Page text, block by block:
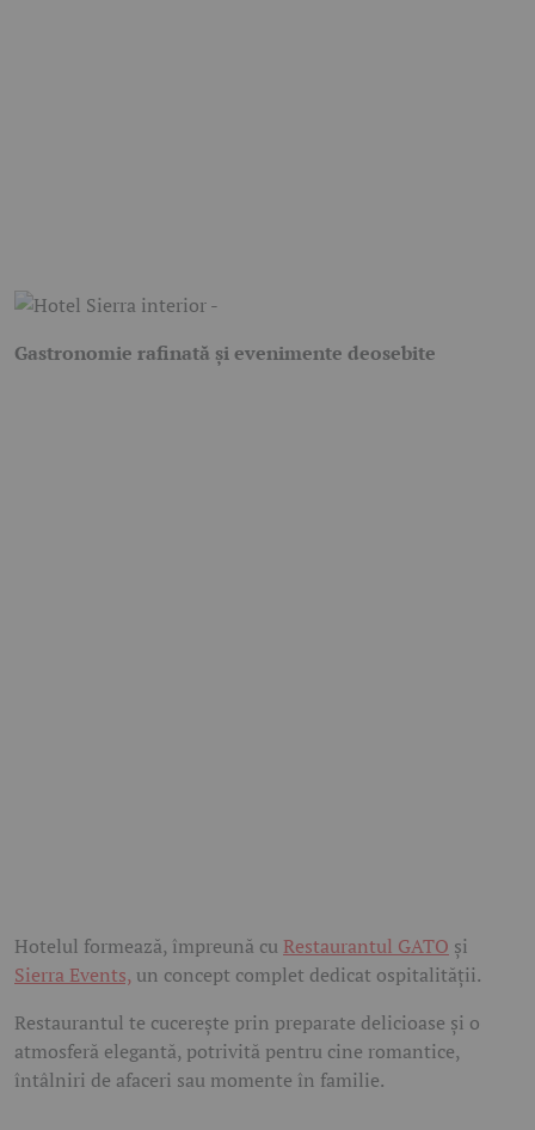
Gastronomie rafinată și evenimente deosebite
Hotelul formează, împreună cu Restaurantul GATO și
Sierra Events, un concept complet dedicat ospitalității.
Restaurantul te cucerește prin preparate delicioase și o
atmosferă elegantă, potrivită pentru cine romantice,
întâlniri de afaceri sau momente în familie.